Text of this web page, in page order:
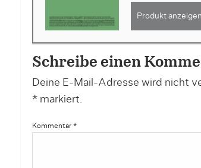
Produkt anzeigen
Schreibe einen
Deine E-Mail-Adresse wird nicht
*markiert.
Kommentar *